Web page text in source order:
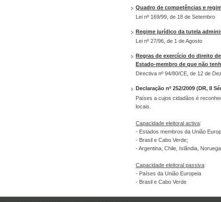
Quadro de competências e
Lei nº 169/99, de 18 de Setembro
Regime jurídico da tutela
Lei nº 27/96, de 1 de Agosto
Regras de exercício do direito
Estado-membro de que não
Directiva nº 94/80/CE, de 12 de
Declaração nº 252/2009 (DR, II
Países a cujos cidadãos é
locais.
Capacidade eleitoral activa:
- Estados membros da União
- Brasil e Cabo Verde;
- Argentina, Chile, Islândia,
Capacidade eleitoral passiva:
- Países da União Europeia
- Brasil e Cabo Verde